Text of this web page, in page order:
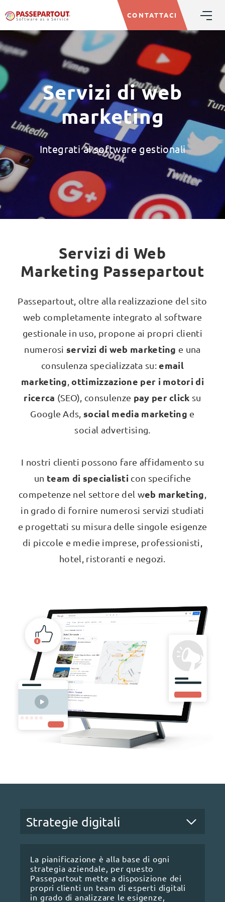
CONTATTACI
Servizi di web
marketing
Integrati ai software gestionali
Servizi di Web
Marketing Passepartout
Passepartout, oltre alla realizzazione del sito
web completamente integrato al software
gestionale in uso, propone ai propri clienti
numerosi servizi di web marketing e una
consulenza specializzata su:email
marketing ,ottimizzazione per i motori di
ricerca (SEO), consulenze pay per click su
Google Ads, social media marketing e
social advertising.
I nostri clienti possono fare affidamento su
un team di specialisti con specifiche
competenze nel settore del web marketing
in grado di fornire numerosi servizi studiati
e progettati su misura delle singole esigenze
di piccole e medie imprese, professionisti,
hotel, ristoranti e negozi.
La pianificazione è alla base di ogni
strategia aziendale, per questo
Passepartout mette a disposizione dei
propri clienti un team di esperti digitali
in grado di analizzare le esigenze,